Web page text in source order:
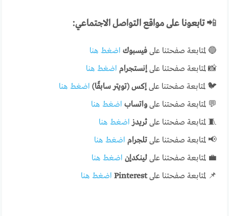
📲تابعونا على مواقع التواصل الاجتماعي:
🔵 لمتابعة صفحتنا علىفيسبوك اضغط هنا
📸 لمتابعة صفحتنا علىإنستجرام اضغط هنا
🐦 لمتابعة صفحتنا علىإكس (تويتر سابقًا) اضغط هنا
💬 لمتابعة صفحتنا علىواتساب اضغط هنا
🧵 لمتابعة صفحتنا علىثريدز اضغط هنا
📢 لمتابعة صفحتنا علىتلجرام اضغط هنا
💼 لمتابعة صفحتنا علىلينكدإن اضغط هنا
📌 لمتابعة صفحتنا علىPinterest اضغط هنا